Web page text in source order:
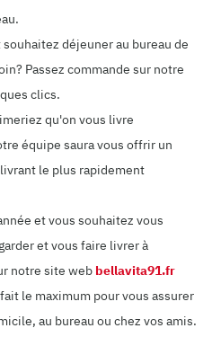
déjeuner au bureau de
Passez commande sur notre
clics.
qu'on vous livre
équipe saura vous offrir un
le plus rapidement
et vous souhaitez vous
et vous faire livrer à
notre site web bellavita91.fr
le maximum pour vous assurer
au bureau ou chez vos amis.